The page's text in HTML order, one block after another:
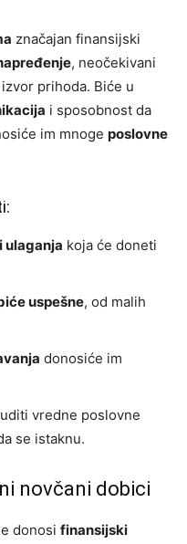
značajan finansijski
, neočekivani
prihoda. Biće u
i sposobnost da
im mnoge poslovne
ulaganja koja će doneti
uspešne, od malih
donosiće im
vredne poslovne
se istaknu.
novčani dobici
donosi finansijski